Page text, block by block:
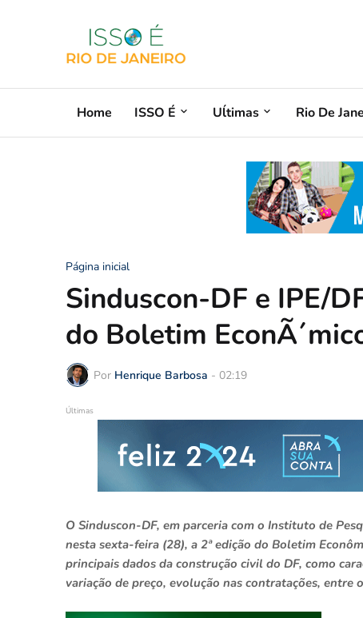
Home ISSO É Uĺtimas Rio De
Página inicial
Sinduscon-DF e IPE/
do Boletim
Por Henrique Barbosa - 02:19
Últimas
O Sinduscon-DF, em parceria com o Instituto de
nesta sexta-feira (28), a 2ª edição do Boletim
principais dados da construção civil do DF, como
variação de preço, evolução nas contratações, entre